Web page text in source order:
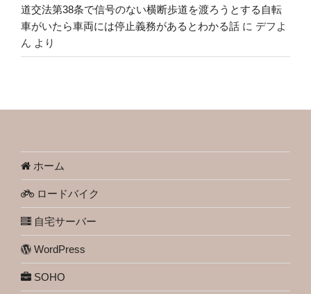
道交法第38条で信号のない横断歩道を渡ろうとする自転
車がいたら車両には停止義務があるとわかる話 に デフよ
ん より
ホーム
ロードバイク
自宅サーバー
WordPress
SOHO